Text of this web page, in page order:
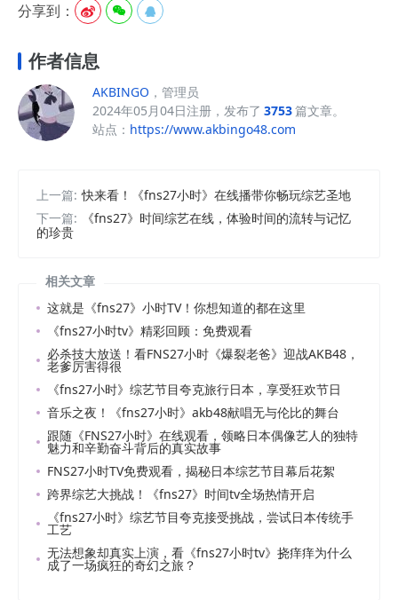
分享到：   
作者信息
AKBINGO ，管理员
2024年05月04日注册，发布了 3753篇文章。
站点： https://www.akbingo48.com
上一篇: 快来看！《fns27小时》在线播带你畅玩综艺圣地
下一篇:
《fns27》时间综艺在线，体验时间的流转与记忆
的珍贵
相关文章
这就是《fns27》小时TV！你想知道的都在这里
《fns27小时tv》精彩回顾：免费观看
必杀技大放送！看FNS27小时《爆裂老爸》迎战AKB48，
老爹厉害得很
《fns27小时》综艺节目夸克旅行日本，享受狂欢节日
音乐之夜！《fns27小时》akb48献唱无与伦比的舞台
跟随《FNS27小时》在线观看，领略日本偶像艺人的独特
魅力和辛勤奋斗背后的真实故事
FNS27小时TV免费观看，揭秘日本综艺节目幕后花絮
跨界综艺大挑战！《fns27》时间tv全场热情开启
《fns27小时》综艺节目夸克接受挑战，尝试日本传统手
工艺
无法想象却真实上演，看《fns27小时tv》挠痒痒为什么
成了一场疯狂的奇幻之旅？